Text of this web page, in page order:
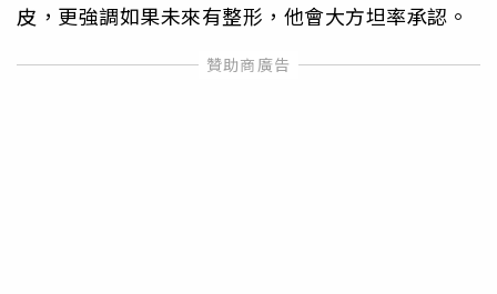
皮，更強調如果未來有整形，他會大方坦率承認。